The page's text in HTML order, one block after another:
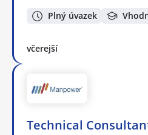
Plný úvazek
včerejší
Technical